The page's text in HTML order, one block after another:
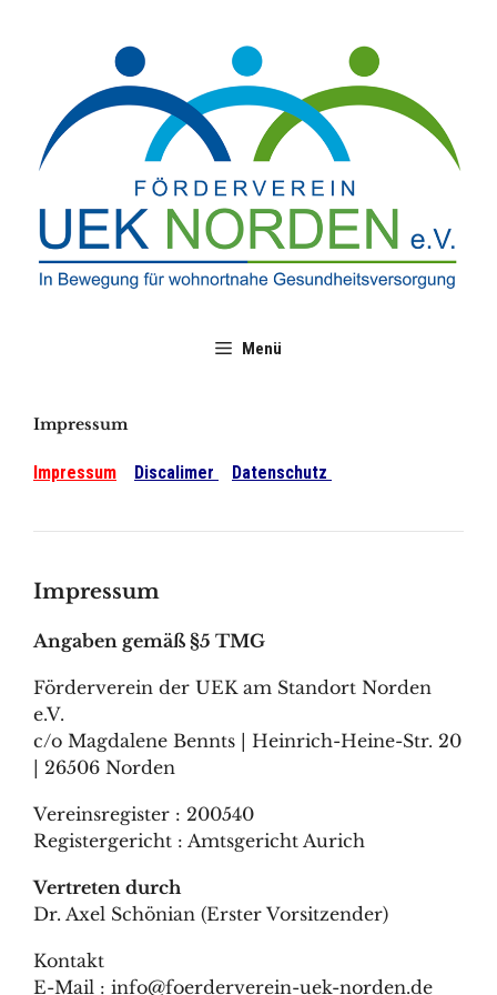
Menü
Impressum
Impressum Discalimer Datenschutz
Impressum
Angaben gemäß §5 TMG
Förderverein der UEK am Standort Norden
e.V.
c/o Magdalene Bennts | Heinrich-Heine-Str. 20
| 26506 Norden
Vereinsregister : 200540
Registergericht : Amtsgericht Aurich
Vertreten durch
Dr. Axel Schönian (Erster Vorsitzender)
Kontakt
E-Mail : info@foerderverein-uek-norden.de